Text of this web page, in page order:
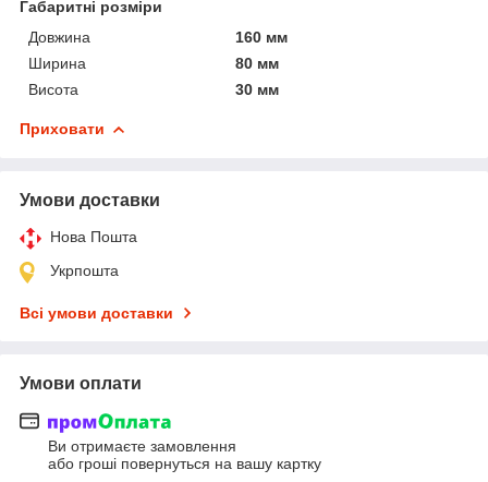
Габаритні розміри
Довжина
160 мм
Ширина
80 мм
Висота
30 мм
Приховати
Умови доставки
Нова Пошта
Укрпошта
Всі умови доставки
Умови оплати
Ви отримаєте замовлення
або гроші повернуться на вашу картку